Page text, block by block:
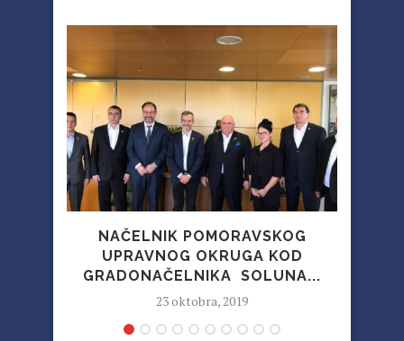
NAČELNIK POMORAVSKOG
UPRAVNOG OKRUGA KOD
GRADONAČELNIKA SOLUNA...
23 oktobra, 2019